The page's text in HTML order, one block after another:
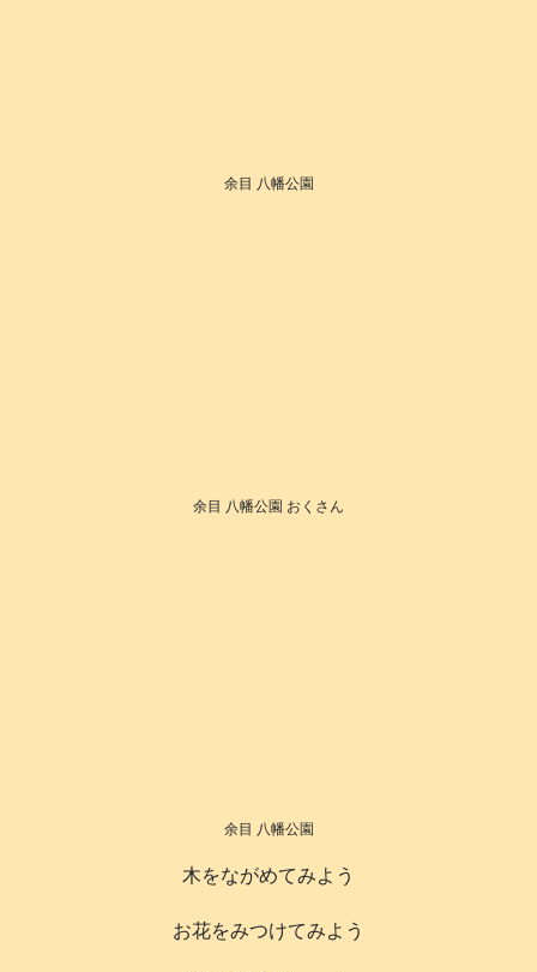
余目 八幡公園
余目 八幡公園 おくさん
余目 八幡公園
木をながめてみよう
お花をみつけてみよう